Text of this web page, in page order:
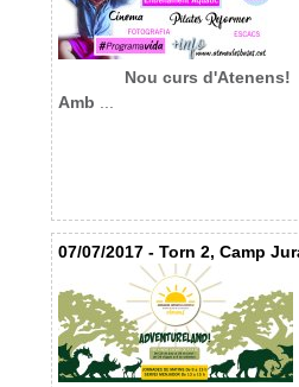
Nou curs d'Atenens!
Amb
07/07/2017 - Torn 2, Camp